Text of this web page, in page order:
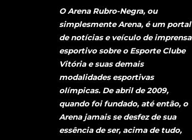
O Arena Rubro-Negra, ou
simplesmente Arena, é um portal
de notícias e veículo de imprensa
esportivo sobre o Esporte Clube
Vitória e suas demais
modalidades esportivas
olímpicas. De abril de 2009,
quando foi fundado, até então, o
Arena jamais se desfez de sua
essência de ser, acima de tudo,